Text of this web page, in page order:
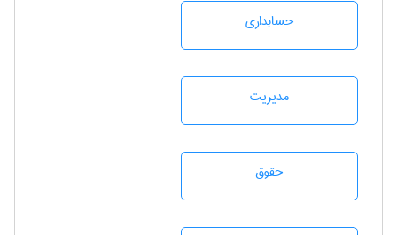
حسابداری
مديريت
حقوق